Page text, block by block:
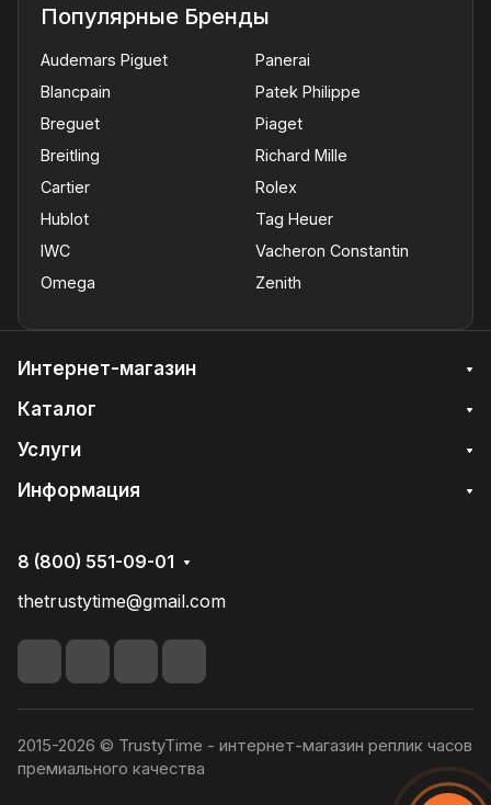
Популярные Бренды
Audemars Piguet
Blancpain
Breguet
Breitling
Cartier
Hublot
IWC
Omega
Panerai
Patek Philippe
Piaget
Richard Mille
Rolex
Tag Heuer
Vacheron Constantin
Zenith
Интернет-магазин
Каталог
Услуги
Информация
8 (800) 551-09-01
thetrustytime@gmail.com
2015-2026 © TrustyTime - интернет-магазин реплик часов
премиального качества